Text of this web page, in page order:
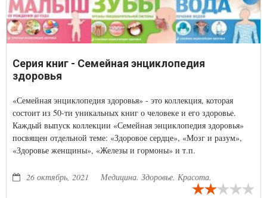
Серия книг - Семейная энциклопедия
здоровья
«Семейная энциклопедия здоровья» - это коллекция, которая
состоит из 50-ти уникальных книг о человеке и его здоровье.
Каждый выпуск коллекции «Семейная энциклопедия здоровья»
посвящен отдельной теме: «Здоровое сердце», «Мозг и разум»,
«Здоровье женщины», «Железы и гормоны» и т.п.
26 октябрь, 2021 Медицина. Здоровье. Красота.